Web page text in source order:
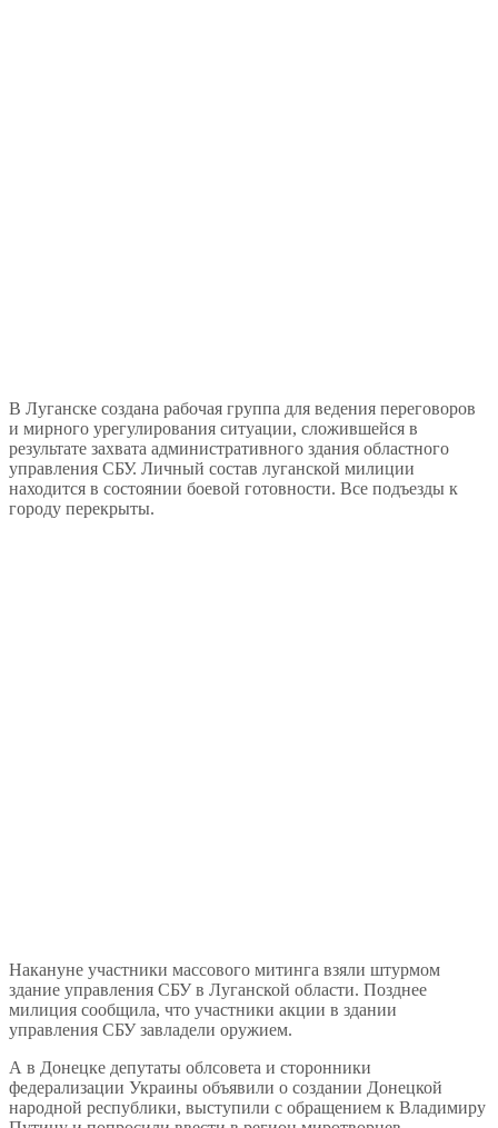
В Луганске создана рабочая группа для ведения переговоров
и мирного урегулирования ситуации, сложившейся в
результате захвата административного здания областного
управления СБУ. Личный состав луганской милиции
находится в состоянии боевой готовности. Все подъезды к
городу перекрыты.
Накануне участники массового митинга взяли штурмом
здание управления СБУ в Луганской области. Позднее
милиция сообщила, что участники акции в здании
управления СБУ завладели оружием.
А в Донецке депутаты облсовета и сторонники
федерализации Украины объявили о создании Донецкой
народной республики, выступили с обращением к Владимиру